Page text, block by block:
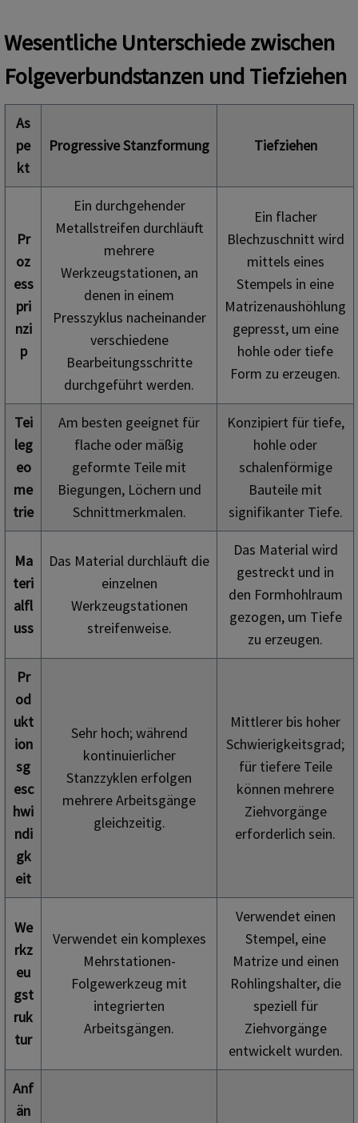
Wesentliche Unterschiede zwischen
Folgeverbundstanzen und Tiefziehen
As
pe
kt
Progressive Stanzformung Tiefziehen
Pr
oz
ess
pri
nzi
p
Ein durchgehender
Metallstreifen durchläuft
mehrere
Werkzeugstationen, an
denen in einem
Presszyklus nacheinander
verschiedene
Bearbeitungsschritte
durchgeführt werden.
Ein flacher
Blechzuschnitt wird
mittels eines
Stempels in eine
Matrizenaushöhlung
gepresst, um eine
hohle oder tiefe
Form zu erzeugen.
Tei
leg
eo
me
trie
Am besten geeignet für
flache oder mäßig
geformte Teile mit
Biegungen, Löchern und
Schnittmerkmalen.
Konzipiert für tiefe,
hohle oder
schalenförmige
Bauteile mit
signifikanter Tiefe.
Ma
teri
alfl
uss
Das Material durchläuft die
einzelnen
Werkzeugstationen
streifenweise.
Das Material wird
gestreckt und in
den Formhohlraum
gezogen, um Tiefe
zu erzeugen.
Pr
od
ukt
ion
sg
esc
hwi
ndi
gk
eit
Sehr hoch; während
kontinuierlicher
Stanzzyklen erfolgen
mehrere Arbeitsgänge
gleichzeitig.
Mittlerer bis hoher
Schwierigkeitsgrad;
für tiefere Teile
können mehrere
Ziehvorgänge
erforderlich sein.
We
rkz
eu
gst
ruk
tur
Verwendet ein komplexes
Mehrstationen-
Folgewerkzeug mit
integrierten
Arbeitsgängen.
Verwendet einen
Stempel, eine
Matrize und einen
Rohlingshalter, die
speziell für
Ziehvorgänge
entwickelt wurden.
Anf
än